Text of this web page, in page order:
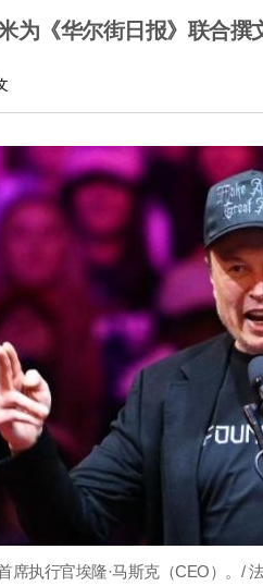
为《华尔街日报》联合撰
席执行官埃隆·马斯克（CEO）。/